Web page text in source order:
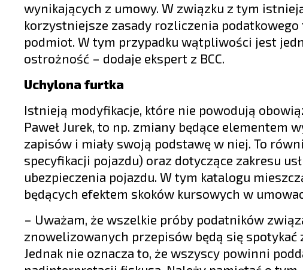
wynikających z umowy. W związku z tym
korzystniejsze zasady rozliczenia
podmiot. W tym przypadku wątpliwości jest
ostrożność – dodaje ekspert z BCC.
Uchylona furtka
Istnieją modyfikacje, które nie powodują
Paweł Jurek, to np. zmiany będące elementem
zapisów i miały swoją podstawę w niej. To
specyfikacji pojazdu) oraz dotyczące zakresu
ubezpieczenia pojazdu. W tym katalogu
będących efektem skoków kursowych w
– Uważam, że wszelkie próby podatników
znowelizowanych przepisów będą się
Jednak nie oznacza to, że wszyscy powinni